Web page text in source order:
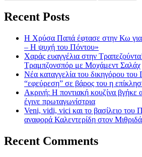
Recent Posts
Η Χρύσα Παπά έφτασε στην Κω
– Η ψυχή του Πόντου»
Χαράς ευαγγέλια στην
Τραμπζονσπόρ με Μοχάμεντ Σαλάχ
Νέα καταγγελία του δικηγόρου του
“εφεύρεση” σε βάρος του η
Ακρινή: Η ποντιακή κουζίνα βγήκε
έγινε πρωταγωνίστρια
Veni, vidi, vici και το βασίλειο του
αναφορά Καλεντερίδη στον
Recent Comments